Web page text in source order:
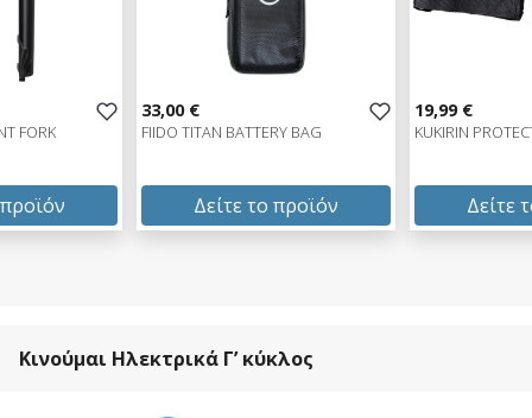
FORK
33,00 €
FIIDO TITAN BATTERY BAG
Δείτε το προϊόν
19,99 €
KUKIRIN
Δείτε
Κινούμαι Ηλεκτρικά Γ’ κύκλος